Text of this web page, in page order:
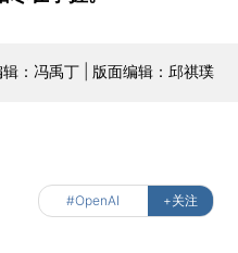
：冯禹丁 | 版面编辑：邱祺璞
#OpenAI +关注